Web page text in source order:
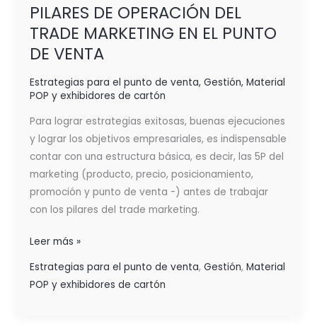
PILARES DE OPERACIÓN DEL
TRADE MARKETING EN EL PUNTO
DE VENTA
Estrategias para el punto de venta, Gestión, Material
POP y exhibidores de cartón
Para lograr estrategias exitosas, buenas ejecuciones
y lograr los objetivos empresariales, es indispensable
contar con una estructura básica, es decir, las 5P del
marketing (producto, precio, posicionamiento,
promoción y punto de venta -) antes de trabajar
con los pilares del trade marketing.
Leer más »
Estrategias para el punto de venta, Gestión, Material
POP y exhibidores de cartón